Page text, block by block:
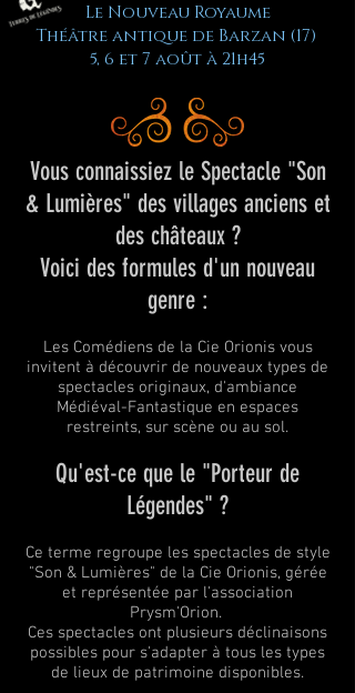
Le Nouveau Royaume
Théâtre antique de Barzan (17)
5, 6 et 7 août à 21h45
Vous connaissiez le Spectacle "Son
& Lumières" des villages anciens et
des châteaux ?
Voici des formules d'un nouveau
genre :
Les Comédiens de la Cie Orionis vous
invitent à découvrir de nouveaux types de
spectacles originaux, d'ambiance
Médiéval-Fantastique en espaces
restreints, sur scène ou au sol.
Qu'est-ce que le "Porteur de
Légendes" ?
Ce terme regroupe les spectacles de style
"Son & Lumières" de la Cie Orionis, gérée
et représentée par l'association
Prysm'Orion.
Ces spectacles ont plusieurs déclinaisons
possibles pour s'adapter à tous les types
de lieux de patrimoine disponibles.